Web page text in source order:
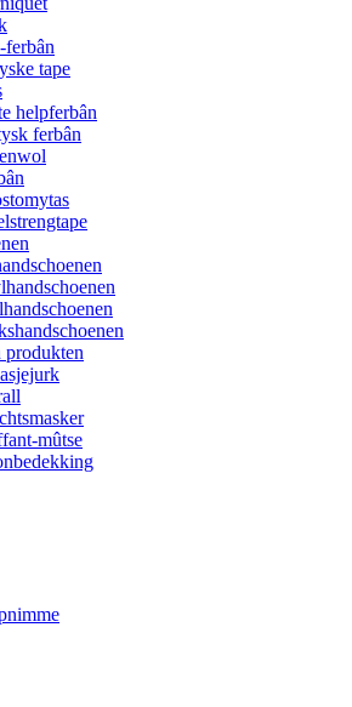
ferbân
tape
helpferbân
ferbân
mûtse